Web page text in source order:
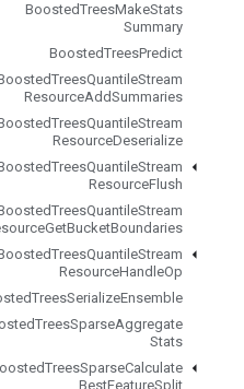
BoostedTreesMakeStats
Summary
BoostedTreesPredict
TreesQuantileStream
ResourceAddSummaries
TreesQuantileStream
ResourceDeserialize
TreesQuantileStream
ResourceFlush
TreesQuantileStream
GetBucketBoundaries
TreesQuantileStream
ResourceHandleOp
TreesSerializeEnsemble
TreesSparseAggregate
Stats
TreesSparseCalculate
BestFeatureSplit